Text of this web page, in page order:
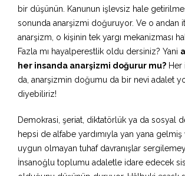
bir düşünün. Kanunun işlevsiz hale
sonunda anarşizmi doğuruyor. Ve o andan
anarşizm, o kişinin tek yargı mekanizması
Fazla mı hayalperestlik oldu dersiniz? Yani
her insanda anarşizmi doğurur mu? Her
da, anarşizmin doğumu da bir nevi adalet
diyebiliriz!
Demokrasi, şeriat, diktatörlük ya da sosyal
hepsi de alfabe yardımıyla yan yana gelmiş
uygun olmayan tuhaf davranışlar
İnsanoğlu toplumu adaletle idare edecek